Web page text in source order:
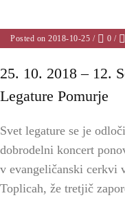
Posted on 2018-10-25 / 0 /
25. 10. 2018 – 12.
Legature Pomurje
Svet legature se je
dobrodelni koncert
v evangeličanski cerkvi
Toplicah, že tretjič